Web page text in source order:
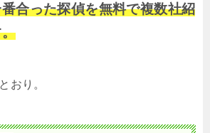
合った探偵を無料で複数社紹
おり。